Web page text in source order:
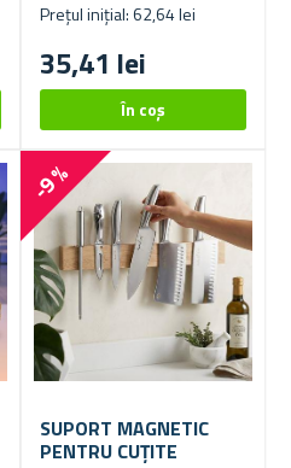
Prețul inițial: 62,64 lei
35,41 lei
-9 %
SUPORT MAGNETIC
PENTRU CUȚITE